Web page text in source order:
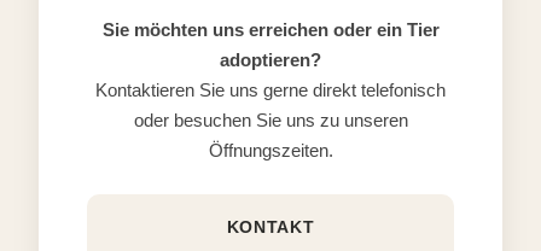
Sie möchten uns erreichen oder ein Tier
adoptieren?
Kontaktieren Sie uns gerne direkt telefonisch
oder besuchen Sie uns zu unseren
Öffnungszeiten.
KONTAKT